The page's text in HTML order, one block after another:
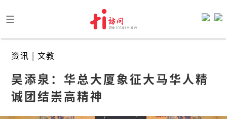
to
content
资讯 | 文教
吴添泉：华总大厦象征大马华人精
诚团结崇高精神